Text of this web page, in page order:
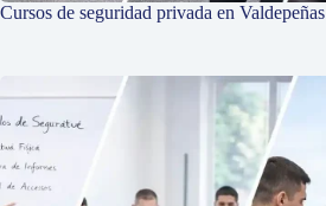
Cursos de seguridad privada en Valdepeñas